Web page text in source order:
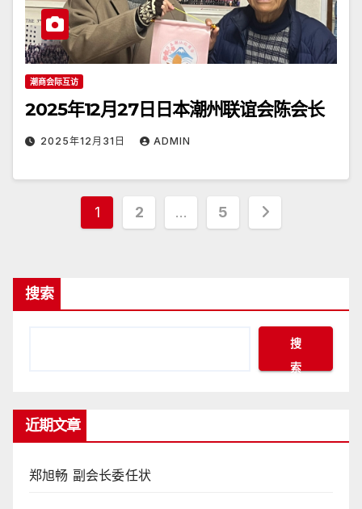
潮商会际互访
2025年12月27日日本潮州联谊会陈会长
2025年12月31日 ADMIN
文
页
1 2 … 5
搜索
搜
索
近期文章
郑旭畅 副会长委任状